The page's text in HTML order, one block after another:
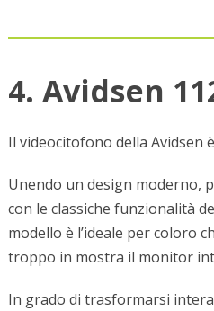
4. Avidsen
Il videocitofono della Avidsen è
Unendo un design moderno,
con le classiche funzionalità
modello è l’ideale per coloro
troppo in mostra il monitor
In grado di trasformarsi